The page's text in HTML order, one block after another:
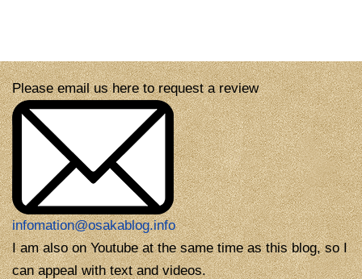
Please email us here to request a review
infomation@osakablog.info
I am also on Youtube at the same time as this blog, so I
can appeal with text and videos.